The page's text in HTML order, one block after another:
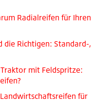
Radialreifen für Ihren
die Richtigen: Standard-,
mit Feldspritze:
für